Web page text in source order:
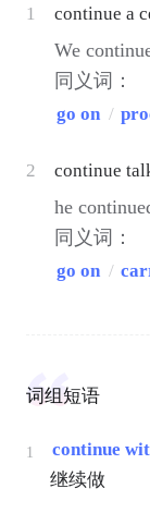
1 continue a
We
同义词：
go on /
2 continue
he
同义词：
go on /
词组短语
1
continue
继续做